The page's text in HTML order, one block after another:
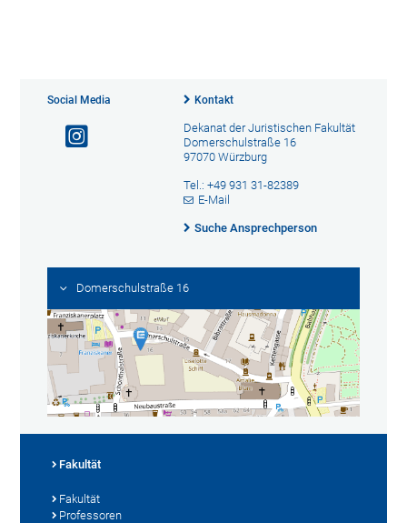
Social Media Kontakt
Dekanat der Juristischen Fakultät
Domerschulstraße 16
97070 Würzburg
Tel.: +49 931 31-82389
E-Mail
Suche Ansprechperson
Domerschulstraße 16
Fakultät
Fakultät
Professoren